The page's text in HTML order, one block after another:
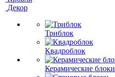
Декор
Триблок
Квадроблок
Керамические блоки